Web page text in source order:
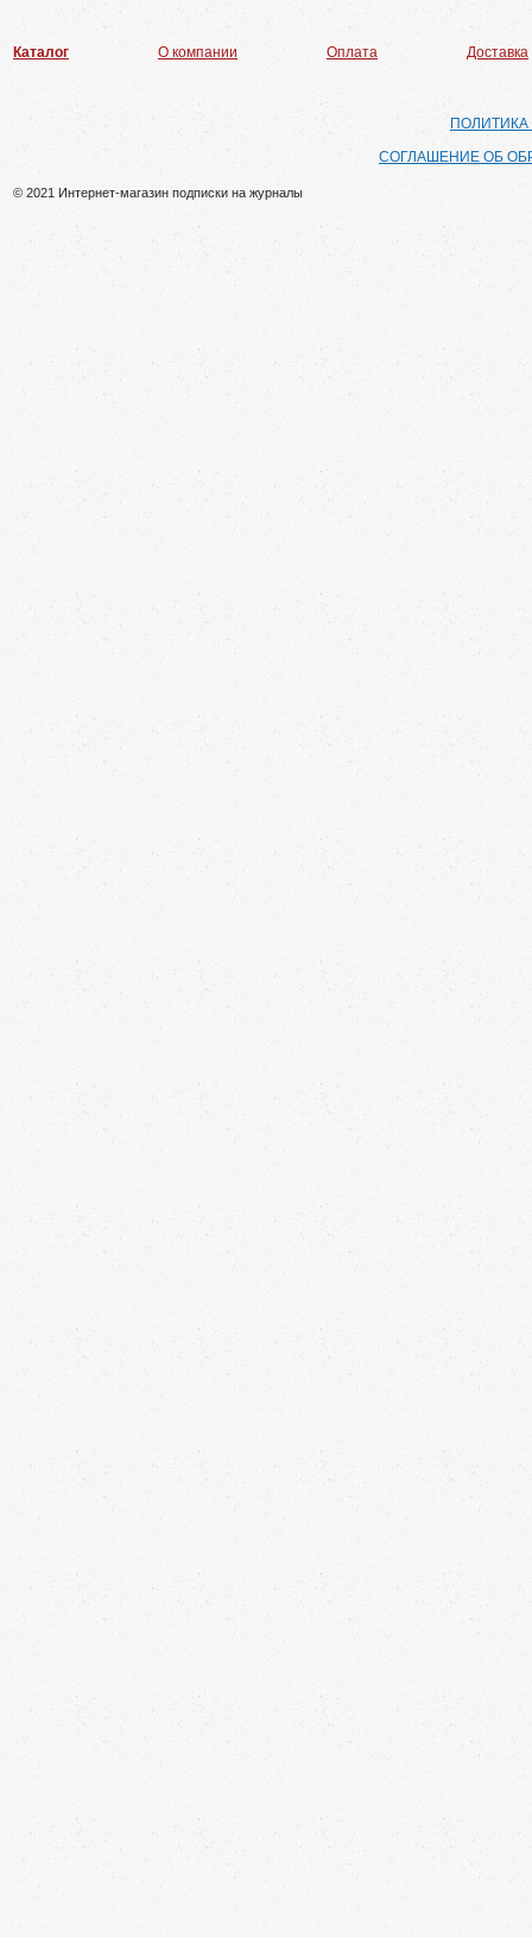
Каталог О компании Оплата Доставка
СОГЛАШЕНИЕ ОБ
© 2021 Интернет-магазин подписки на журналы